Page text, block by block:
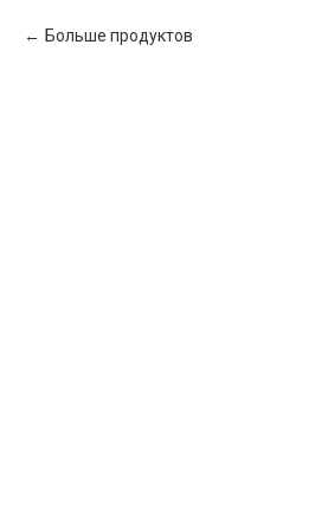
Больше продуктов